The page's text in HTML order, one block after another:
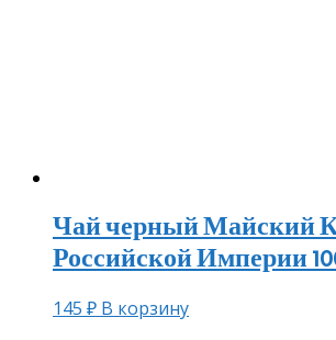
Чай черный Майский
Российской Империи
145 ₽ В корзину